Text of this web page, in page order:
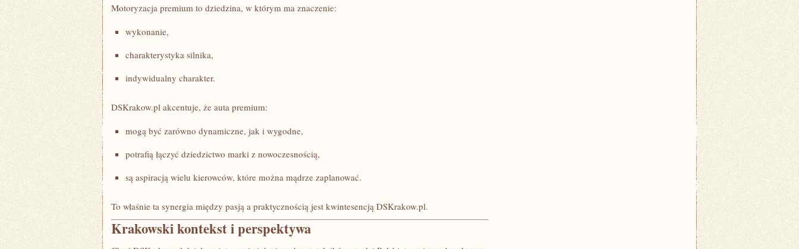
Motoryzacja premium to dziedzina, w którym ma znaczenie:
wykonanie,
charakterystyka silnika,
indywidualny charakter.
DSKrakow.pl akcentuje, że auta premium:
mogą być zarówno dynamiczne, jak i wygodne,
potrafią łączyć dziedzictwo marki z nowoczesnością,
są aspiracją wielu kierowców, które można mądrze zaplanować.
To właśnie ta synergia między pasją a praktycznością jest kwintesencją DSKrakow.pl.
Krakowski kontekst i perspektywa